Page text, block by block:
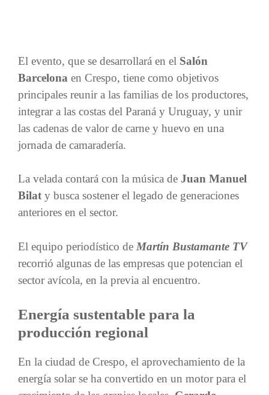
El evento, que se desarrollará en el Salón
Barcelona en Crespo, tiene como objetivos
principales reunir a las familias de los productores,
integrar a las costas del Paraná y Uruguay, y unir
las cadenas de valor de carne y huevo en una
jornada de camaradería.
La velada contará con la música de Juan Manuel
Bilat y busca sostener el legado de generaciones
anteriores en el sector.
El equipo periodístico de Martín Bustamante TV
recorrió algunas de las empresas que potencian el
sector avícola, en la previa al encuentro.
Energía sustentable para la
producción regional
En la ciudad de Crespo, el aprovechamiento de la
energía solar se ha convertido en un motor para el